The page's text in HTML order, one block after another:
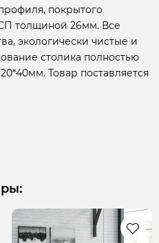
покрытого
толщиной 26мм. Все
экологически чистые и
столика полностью
Товар поставляется